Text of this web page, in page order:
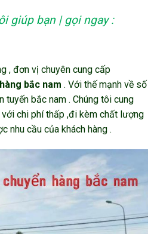
giúp bạn | gọi ngay :
, đơn vị chuyên cung cấp
bắc nam . Với thế mạnh về số
tuyến bắc nam . Chúng tôi cung
chi phí thấp ,đi kèm chất lượng
nhu cầu của khách hàng .